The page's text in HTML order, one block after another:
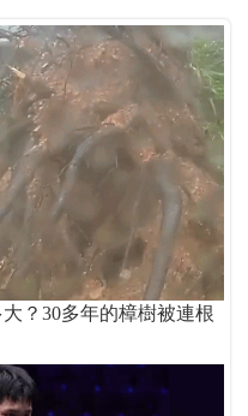
？30多年的樟樹被連根